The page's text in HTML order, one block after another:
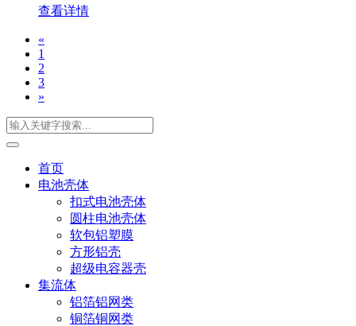
查看详情
«
1
2
3
»
首页
电池壳体
扣式电池壳体
圆柱电池壳体
软包铝塑膜
方形铝壳
超级电容器壳
集流体
铝箔铝网类
铜箔铜网类